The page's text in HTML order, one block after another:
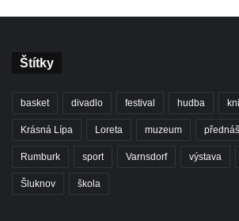
Štítky
basket divadlo festival hudba
Krásná Lípa Loreta muzeum
Rumburk sport Varnsdorf výstava
Šluknov škola